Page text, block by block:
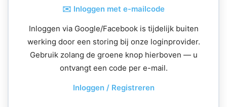
✉️ Inloggen met e-mailcode
Inloggen via Google/Facebook is tijdelijk buiten
werking door een storing bij onze loginprovider.
Gebruik zolang de groene knop hierboven — u
ontvangt een code per e-mail.
Inloggen / Registreren